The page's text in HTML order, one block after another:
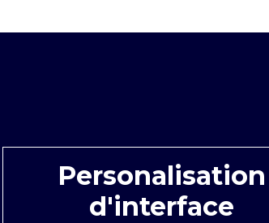
Personalisation
d'interface